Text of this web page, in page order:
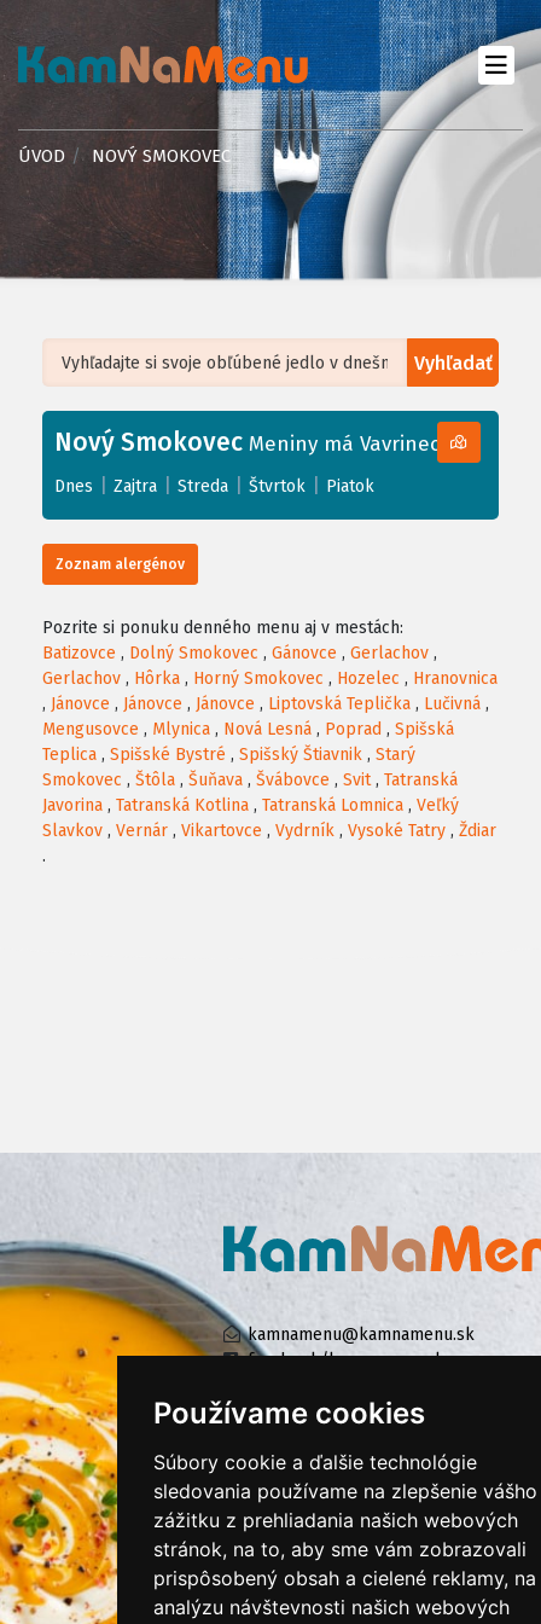
Používame cookies
Súbory cookie a ďalšie technológie
sledovania používame na zlepšenie vášho
zážitku z prehliadania našich webových
stránok, na to, aby sme vám zobrazovali
prispôsobený obsah a cielené reklamy, na
analýzu návštevnosti našich webových
ÚVOD NOVÝ SMOKOVEC
Vyhľadať
+
−
Leaflet| ©OpenStreetMap, Tiles courtesy ofHumanitarian OpenStreetMap
Nový Smokovec Meniny má Vavrinec
Dnes Zajtra Streda Štvrtok Piatok
Zoznam alergénov
Pozrite si ponuku denného menu aj v mestách:
Batizovce , Dolný Smokovec , Gánovce , Gerlachov ,
Gerlachov , Hôrka , Horný Smokovec , Hozelec , Hranovnica
, Jánovce , Jánovce , Jánovce , Liptovská Teplička , Lučivná ,
Mengusovce , Mlynica , Nová Lesná , Poprad , Spišská
Teplica , Spišské Bystré , Spišský Štiavnik , Starý
Smokovec , Štôla , Šuňava , Švábovce , Svit, Tatranská
Javorina , Tatranská Kotlina , Tatranská Lomnica , Veľký
Slavkov , Vernár , Vikartovce , Vydrník , Vysoké Tatry , Ždiar
.
kamnamenu@kamnamenu.sk
facebook/kamnamenu.sk
PRIHLÁSIŤ SA DO ZÁKAZNÍCKEJ ZÓNY